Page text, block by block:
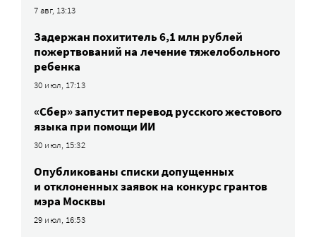
7 авг, 13:13
Задержан похититель 6,1 млн рублей
пожертвований на лечение тяжелобольного
ребенка
30 июл, 17:13
«Сбер» запустит перевод русского жестового
языка при помощи ИИ
30 июл, 15:32
Опубликованы списки допущенных
и отклоненных заявок на конкурс грантов
мэра Москвы
29 июл, 16:53